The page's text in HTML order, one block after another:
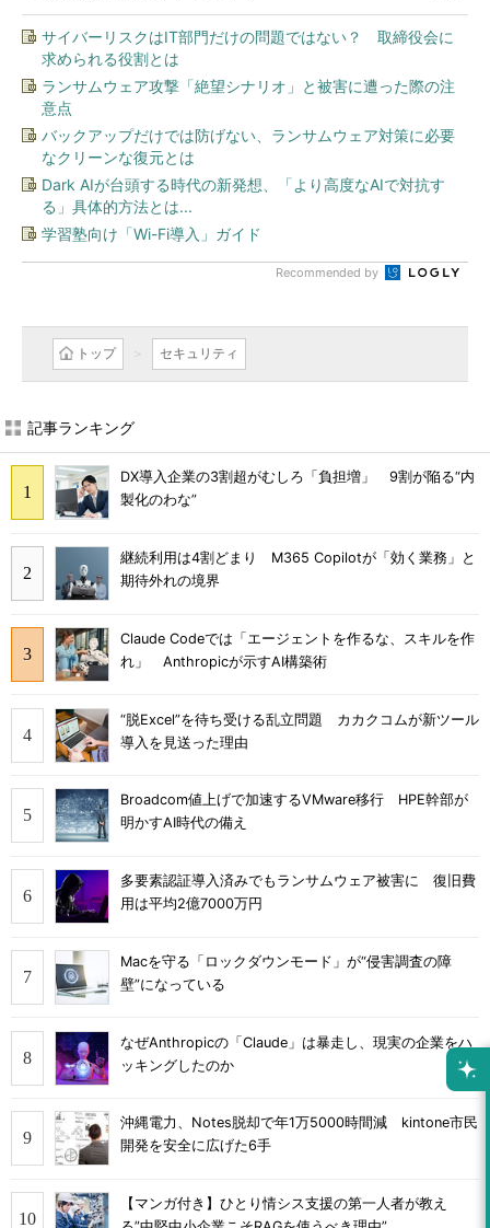
サイバーリスクはIT部門だけの問題ではない？ 取締役会に
求められる役割とは
ランサムウェア攻撃「絶望シナリオ」と被害に遭った際の注
意点
バックアップだけでは防げない、ランサムウェア対策に必要
なクリーンな復元とは
Dark AIが台頭する時代の新発想、「より高度なAIで対抗す
る」具体的方法とは...
学習塾向け「Wi-Fi導入」ガイド
Recommended by
トップ セキュリティ
記事ランキング
DX導入企業の3割超がむしろ「負担増」 9割が陥る“内
製化のわな”
継続利用は4割どまり M365 Copilotが「効く業務」と
期待外れの境界
Claude Codeでは「エージェントを作るな、スキルを作
れ」 Anthropicが示すAI構築術
“脱Excel”を待ち受ける乱立問題 カカクコムが新ツール
導入を見送った理由
Broadcom値上げで加速するVMware移行 HPE幹部が
明かすAI時代の備え
多要素認証導入済みでもランサムウェア被害に 復旧費
用は平均2億7000万円
Macを守る「ロックダウンモード」が“侵害調査の障
壁”になっている
なぜAnthropicの「Claude」は暴走し、現実の企業をハ
ッキングしたのか
沖縄電力、Notes脱却で年1万5000時間減 kintone市民
開発を安全に広げた6手
【マンガ付き】ひとり情シス支援の第一人者が教え